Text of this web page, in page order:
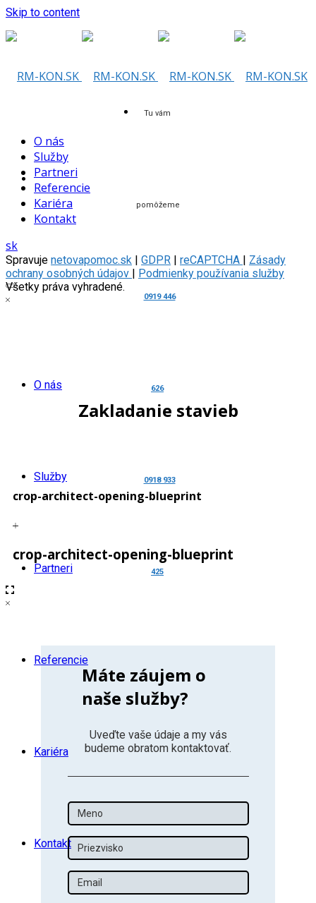
Skip to content
Tu vám
pomôžeme
0919 446
626
0918 933
425
O nás
Služby
Partneri
Referencie
Kariéra
Kontakt
O nás
Služby
Partneri
Referencie
Kariéra
Kontakt
sk
Spravuje netovapomoc.sk | GDPR | reCAPTCHA | Zásady
ochrany osobných údajov | Podmienky používania služby
Všetky práva vyhradené.
Zakladanie stavieb
crop-architect-opening-blueprint
crop-architect-opening-blueprint
Máte záujem o
naše služby?
Uveďte vaše údaje a my vás
budeme obratom kontaktovať.
Meno
Priezvisko
Email